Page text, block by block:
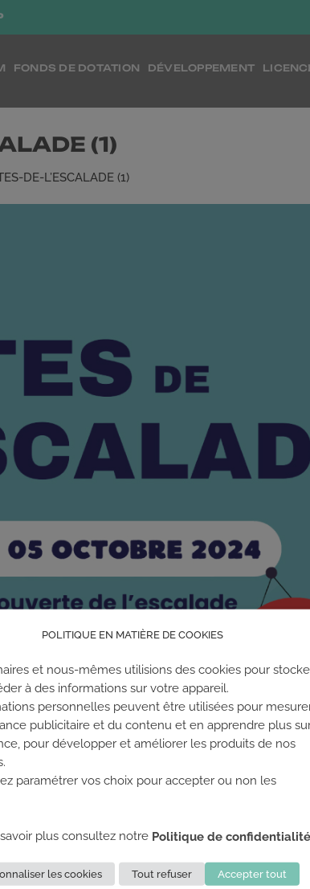
FONDS DE DOTATION DÉVELOPPEMENT
(1)
DE-L’ESCALADE (1)
POLITIQUE EN MATIÈRE DE COOKIES
et nous-mêmes utilisions des cookies pour
à des informations sur votre appareil.
personnelles peuvent être utilisées pour
publicitaire et du contenu et en apprendre plus
pour développer et améliorer les produits de nos
paramétrer vos choix pour accepter ou non les
plus consultez notre Politique de confidentialité
les cookies Tout refuser Accepter tout